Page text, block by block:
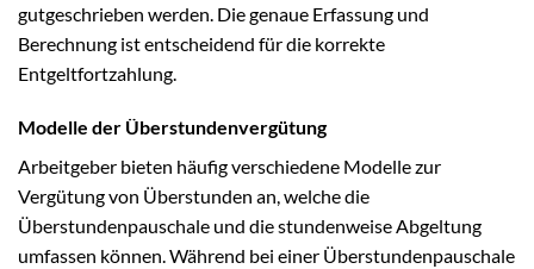
gutgeschrieben werden. Die genaue Erfassung und
Berechnung ist entscheidend für die korrekte
Entgeltfortzahlung.
Modelle der Überstundenvergütung
Arbeitgeber bieten häufig verschiedene Modelle zur
Vergütung von Überstunden an, welche die
Überstundenpauschale und die stundenweise Abgeltung
umfassen können. Während bei einer Überstundenpauschale